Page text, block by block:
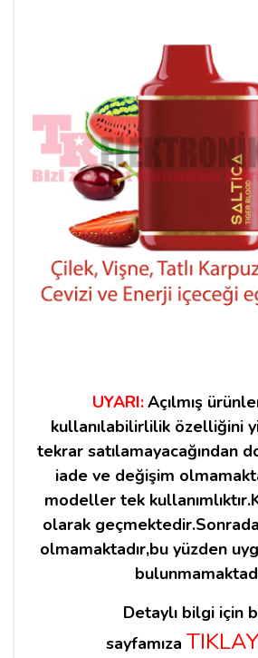
UYARI:Açılmış
kullanılabilirlilik özelliğini
tekrar satılamayacağından
iade ve değişim
modeller tek
olarak
olmamaktadır,bu yüzden
Detaylı bilgi için
sayfamıza